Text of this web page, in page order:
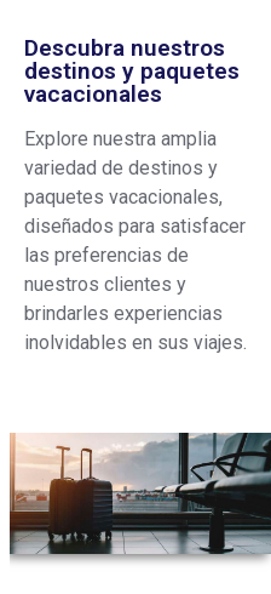
Descubra nuestros
destinos y paquetes
vacacionales
Explore nuestra amplia
variedad de destinos y
paquetes vacacionales,
diseñados para satisfacer
las preferencias de
nuestros clientes y
brindarles experiencias
inolvidables en sus viajes.